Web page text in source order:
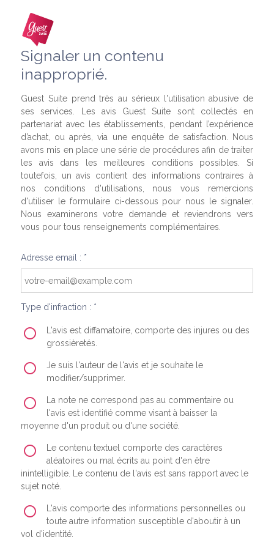
Signaler un contenu
inapproprié.
Guest Suite prend très au sérieux l'utilisation abusive de
ses services. Les avis Guest Suite sont collectés en
partenariat avec les établissements, pendant l’expérience
d’achat, ou après, via une enquête de satisfaction. Nous
avons mis en place une série de procédures afin de traiter
les avis dans les meilleures conditions possibles. Si
toutefois, un avis contient des informations contraires à
nos conditions d'utilisations, nous vous remercions
d'utiliser le formulaire ci-dessous pour nous le signaler.
Nous examinerons votre demande et reviendrons vers
vous pour tous renseignements complémentaires.
Adresse email : *
Type d'infraction : *
L'avis est diffamatoire, comporte des injures ou des
grossièretés.
Je suis l'auteur de l'avis et je souhaite le
modifier/supprimer.
La note ne correspond pas au commentaire ou
l'avis est identifié comme visant à baisser la
moyenne d'un produit ou d'une société.
Le contenu textuel comporte des caractères
aléatoires ou mal écrits au point d'en être
inintelligible. Le contenu de l'avis est sans rapport avec le
sujet noté.
L'avis comporte des informations personnelles ou
toute autre information susceptible d'aboutir à un
vol d'identité.